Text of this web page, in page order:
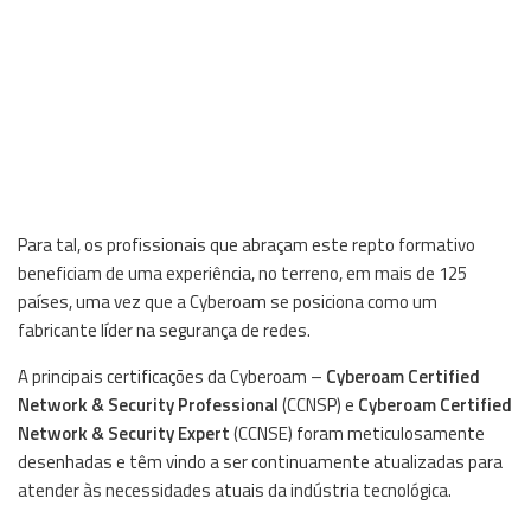
Para tal, os profissionais que abraçam este repto formativo
beneficiam de uma experiência, no terreno, em mais de 125
países, uma vez que a Cyberoam se posiciona como um
fabricante líder na segurança de redes.
A principais certificações da Cyberoam – Cyberoam Certified
Network & Security Professional(CCNSP) e Cyberoam Certified
Network & Security Expert(CCNSE) foram meticulosamente
desenhadas e têm vindo a ser continuamente atualizadas para
atender às necessidades atuais da indústria tecnológica.